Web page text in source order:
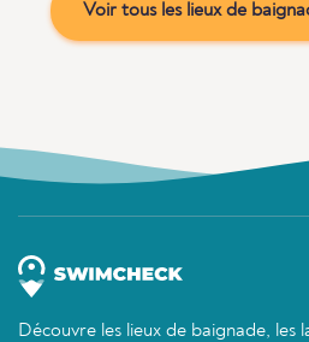
Voir tous les lieux de
Découvre les lieux de baignade, les